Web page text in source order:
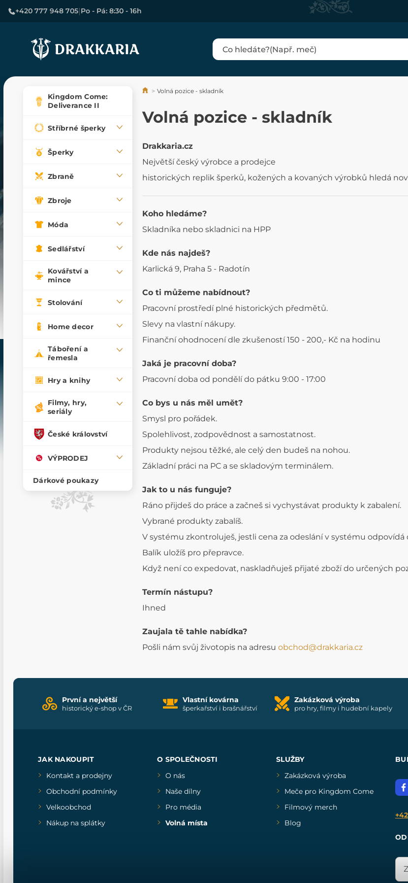
+420 777 948 705|Po - Pá: 8:30 - 16h
Kingdom Come:
Deliverance II
Stříbrné šperky
Šperky
Zbraně
Zbroje
Móda
Sedlářství
Kovářství a
mince
Stolování
Home decor
Táboření a
řemesla
Hry a knihy
Filmy, hry,
seriály
České království
VÝPRODEJ
Dárkové poukazy
Volná pozice - skladník
Volná pozice - skladník
Drakkaria.cz
Největší český výrobce a prodejce
historických replik šperků, kožených a kovaných výrobků hledá
Koho hledáme?
Skladníka nebo skladnici na HPP
Kde nás najdeš?
Karlická 9, Praha 5 - Radotín
Co ti můžeme nabídnout?
Pracovní prostředí plné historických předmětů.
Slevy na vlastní nákupy.
Finanční ohodnocení dle zkušeností 150 - 200,- Kč na hodinu
Jaká je pracovní doba?
Pracovní doba od pondělí do pátku 9:00 - 17:00
Co bys u nás měl umět?
Smysl pro pořádek.
Spolehlivost, zodpovědnost a samostatnost.
Produkty nejsou těžké, ale celý den budeš na nohou.
Základní práci na PC a se skladovým terminálem.
Jak to u nás funguje?
Ráno přijdeš do práce a začneš si vychystávat produkty k zabalení.
Vybrané produkty zabalíš.
V systému zkontroluješ, jestli cena za odeslání v systému odpovídá
Balík uložíš pro přepravce.
Když není co expedovat, naskladňuješ přijaté zboží do určených
Termín nástupu?
Ihned
Zaujala tě tahle nabídka?
Pošli nám svůj životopis na adresu obchod@drakkaria.cz
První a největší
historický e-shop v ČR
Vlastní kovárna
šperkařství i brašnářství
Zakázková výroba
pro hry, filmy i hudební kapely
JAK NAKOUPIT
Kontakt a prodejny
Obchodní podmínky
Velkoobchod
Nákup na splátky
O SPOLEČNOSTI
O nás
Naše dílny
Pro média
Volná místa
SLUŽBY
Zakázková výroba
Meče pro Kingdom Come
Filmový merch
Blog